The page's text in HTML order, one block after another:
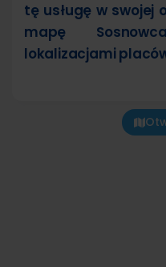
tę usługę w swojej
mapę
lokalizacjami